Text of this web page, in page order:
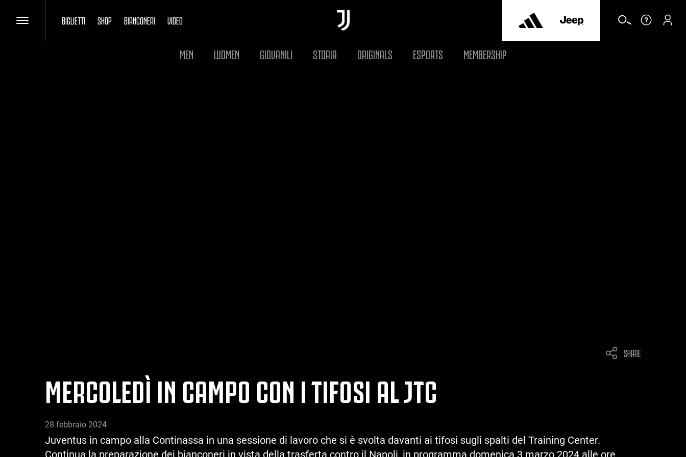
BIGLIETTI SHOP BIANCONERI VIDEO
MEN WOMEN GIOVANILI STORIA ORIGINALS ESPORTS MEMBERSHIP
SHARE
MERCOLEDÌ IN CAMPO CON I TIFOSI AL JTC
28 febbraio 2024
Juventus in campo alla Continassa in una sessione di lavoro che si è svolta davanti ai tifosi sugli spalti del Training Center.
Continua la preparazione dei bianconeri in vista della trasferta contro il Napoli, in programma domenica 3 marzo 2024 alle ore